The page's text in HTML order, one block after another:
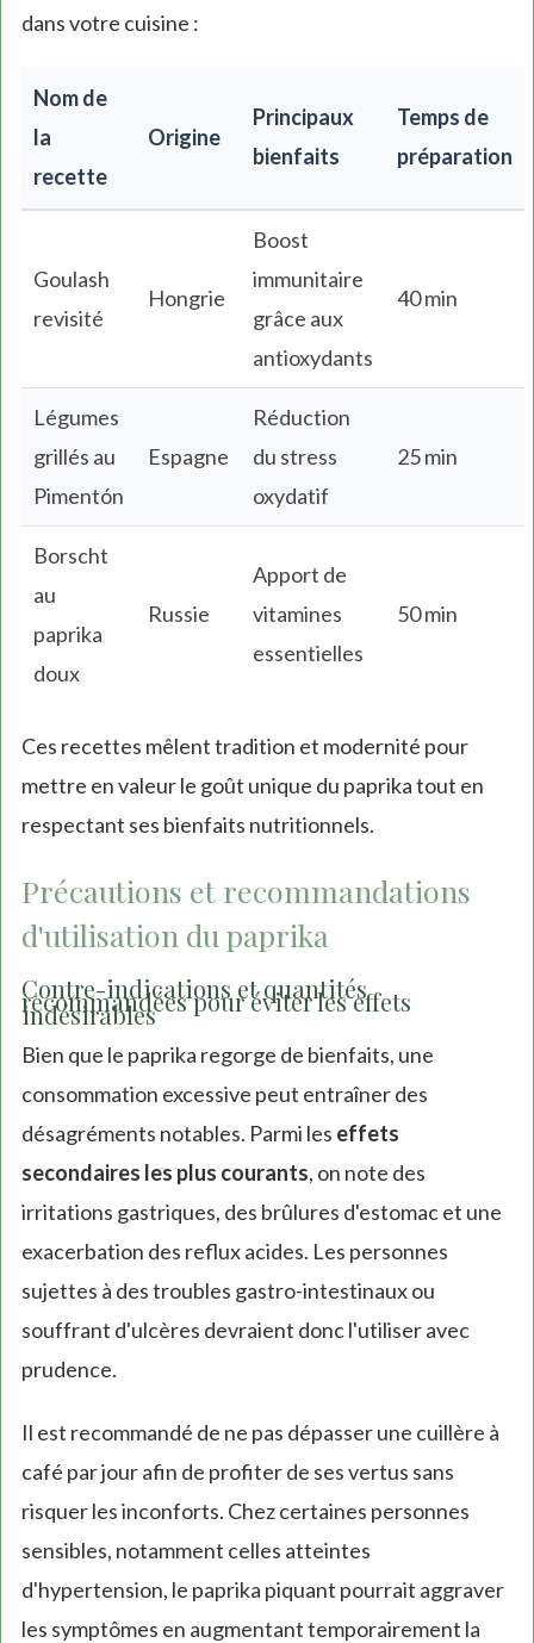
dans votre cuisine :
Nom de
la
recette
Origine
Principaux
bienfaits
Temps de
préparation
Goulash
revisité
Hongrie
Boost
immunitaire
grâce aux
antioxydants
40 min
Légumes
grillés au
Pimentón
Espagne
Réduction
du stress
oxydatif
25 min
Borscht
au
paprika
doux
Russie
Apport de
vitamines
essentielles
50 min
Ces recettes mêlent tradition et modernité pour
mettre en valeur le goût unique du paprika tout en
respectant ses bienfaits nutritionnels.
Précautions et recommandations
d'utilisation du paprika
Contre-indications et quantités
recommandées pour éviter les effets
indésirables
Bien que le paprika regorge de bienfaits, une
consommation excessive peut entraîner des
désagréments notables. Parmi les effets
secondaires les plus courants, on note des
irritations gastriques, des brûlures d'estomac et une
exacerbation des reflux acides. Les personnes
sujettes à des troubles gastro-intestinaux ou
souffrant d'ulcères devraient donc l'utiliser avec
prudence.
Il est recommandé de ne pas dépasser une cuillère à
café par jour afin de profiter de ses vertus sans
risquer les inconforts. Chez certaines personnes
sensibles, notamment celles atteintes
d'hypertension, le paprika piquant pourrait aggraver
les symptômes en augmentant temporairement la